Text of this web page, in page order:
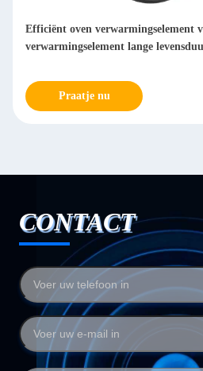
Efficiënt oven verwarmingselement
verwarmingselement lange
Praatje nu
CONTACT